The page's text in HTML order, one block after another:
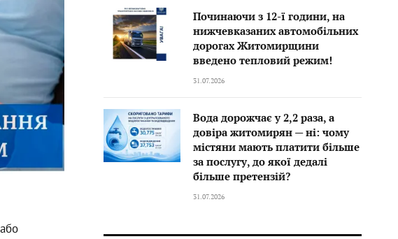
Починаючи з 12-ї години, на
нижчевказаних автомобільних
дорогах Житомирщини
введено тепловий режим!
31.07.2026
Вода дорожчає у 2,2 раза, а
довіра житомирян — ні: чому
містяни мають платити більше
за послугу, до якої дедалі
більше претензій?
31.07.2026